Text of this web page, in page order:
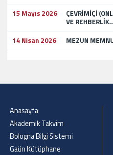
15 Mayıs 2026
ÇEVRİMİÇİ
VE
14 Nisan 2026
MEZUN
Anasayfa
Akademik Takvim
Bologna Bilgi Sistemi
Gaün Kütüphane